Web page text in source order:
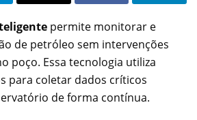
permite monitorar e
de petróleo sem intervenções
poço. Essa tecnologia utiliza
para coletar dados críticos
de forma contínua.